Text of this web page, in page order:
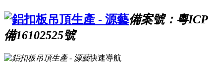
備案號：粵ICP
備16102525號
快速導航